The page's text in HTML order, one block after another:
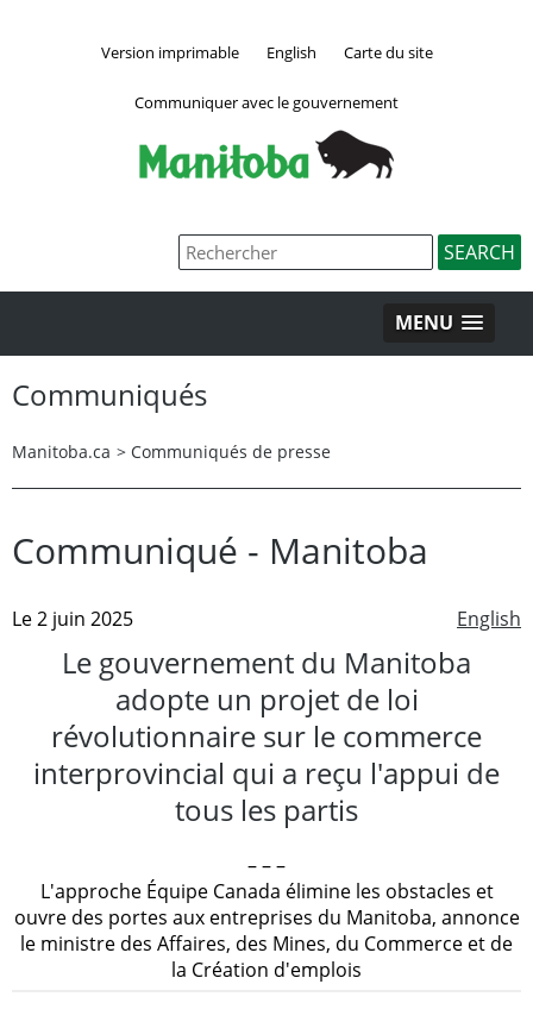
Version imprimable English Carte du site
Communiquer avec le gouvernement
MENU
Communiqués
Manitoba.ca > Communiqués de presse
Communiqué - Manitoba
English
Le 2 juin 2025
Le gouvernement du Manitoba
adopte un projet de loi
révolutionnaire sur le commerce
interprovincial qui a reçu l'appui de
tous les partis
– – –
L'approche Équipe Canada élimine les obstacles et
ouvre des portes aux entreprises du Manitoba, annonce
le ministre des Affaires, des Mines, du Commerce et de
la Création d'emplois